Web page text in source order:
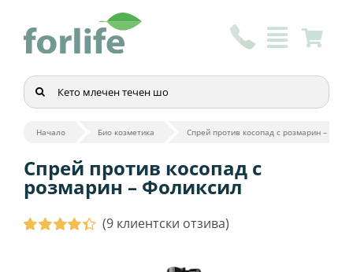
content
Търсене
...
Начало Био козметика Спрей против косопад с розмарин –
Спрей против косопад с
розмарин – Фоликсил
(9клиентски отзива)